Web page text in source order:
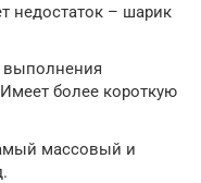
недостаток – шарик
более короткую
массовый и